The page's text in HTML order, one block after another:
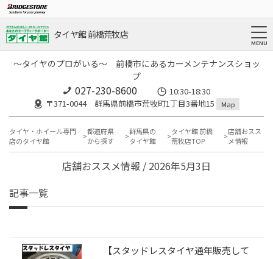
タイヤ館 前橋荒牧店
～タイヤのプロがいる～ 前橋市にあるカーメンテナンスショッ
プ
027-230-8600
10:30-18:30
〒371-0044 群馬県前橋市荒牧町1丁目3番地15
Map
タイヤ・ホイール専門
店のタイヤ館
都道府県
から探す
群馬県の
タイヤ館
タイヤ館 前橋
荒牧店TOP
店舗おスス
メ情報
店舗おススメ情報 / 2026年5月3日
記事一覧
【スタッドレスタイヤ通年販売して